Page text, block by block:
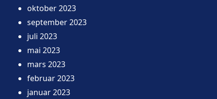
oktober 2023
september 2023
juli 2023
mai 2023
mars 2023
februar 2023
januar 2023